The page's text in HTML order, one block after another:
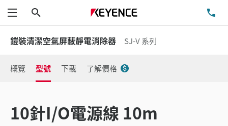
功能表
鎧裝清潔空氣屏蔽靜電消除器 SJ-V 系列
概覽 型號 下載 了解價格
10針I/O電源線 10m